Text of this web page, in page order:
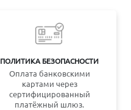
ПОЛИТИКА БЕЗОПАСНОСТИ
Оплата банковскими
картами через
сертифицированный
платёжный шлюз.